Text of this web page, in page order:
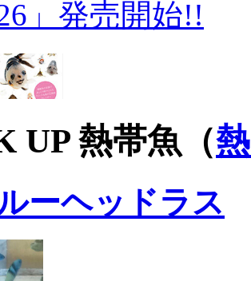
」発売開始!!
UP 熱帯魚（
ーヘッドラス